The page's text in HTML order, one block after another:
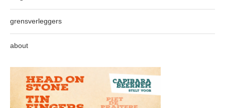
grensverleggers
about